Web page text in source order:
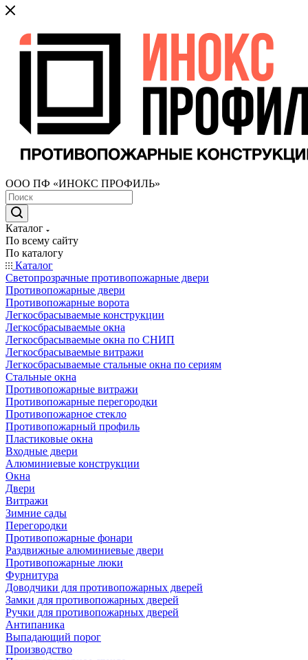
ООО ПФ «ИНОКС ПРОФИЛЬ»
Каталог
По всему сайту
По каталогу
Каталог
Светопрозрачные противопожарные двери
Противопожарные двери
Противопожарные ворота
Легкосбрасываемые конструкции
Легкосбрасываемые окна
Легкосбрасываемые окна по СНИП
Легкосбрасываемые витражи
Легкосбрасываемые стальные окна по сериям
Стальные окна
Противопожарные витражи
Противопожарные перегородки
Противопожарное стекло
Противопожарный профиль
Пластиковые окна
Входные двери
Алюминиевые конструкции
Окна
Двери
Витражи
Зимние сады
Перегородки
Противопожарные фонари
Раздвижные алюминиевые двери
Противопожарные люки
Фурнитура
Доводчики для противопожарных дверей
Замки для противопожарных дверей
Ручки для противопожарных дверей
Антипаника
Выпадающий порог
Производство